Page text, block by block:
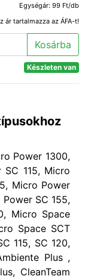
Egységár: 99 Ft/db
ár tartalmazza az ÁFA-t!
Kosárba
Készleten van
Power 1300,
115, Micro
Micro Power
SC 155,
Micro Space
Space SCT
115, SC 120,
Plus ,
CleanTeam